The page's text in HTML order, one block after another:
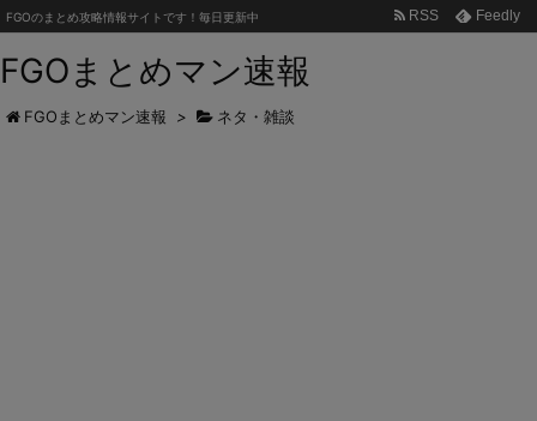
FGOまとめマン速報
FGOのまとめ攻略情報サイトです！毎日更新中 RSS Feedly
FGOまとめマン速報 > ネタ・雑談